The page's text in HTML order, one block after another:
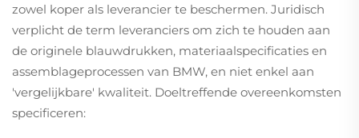
zowel koper als leverancier te beschermen. Juridisch
verplicht de term leveranciers om zich te houden aan
de originele blauwdrukken, materiaalspecificaties en
assemblageprocessen van BMW, en niet enkel aan
'vergelijkbare' kwaliteit. Doeltreffende overeenkomsten
specificeren: